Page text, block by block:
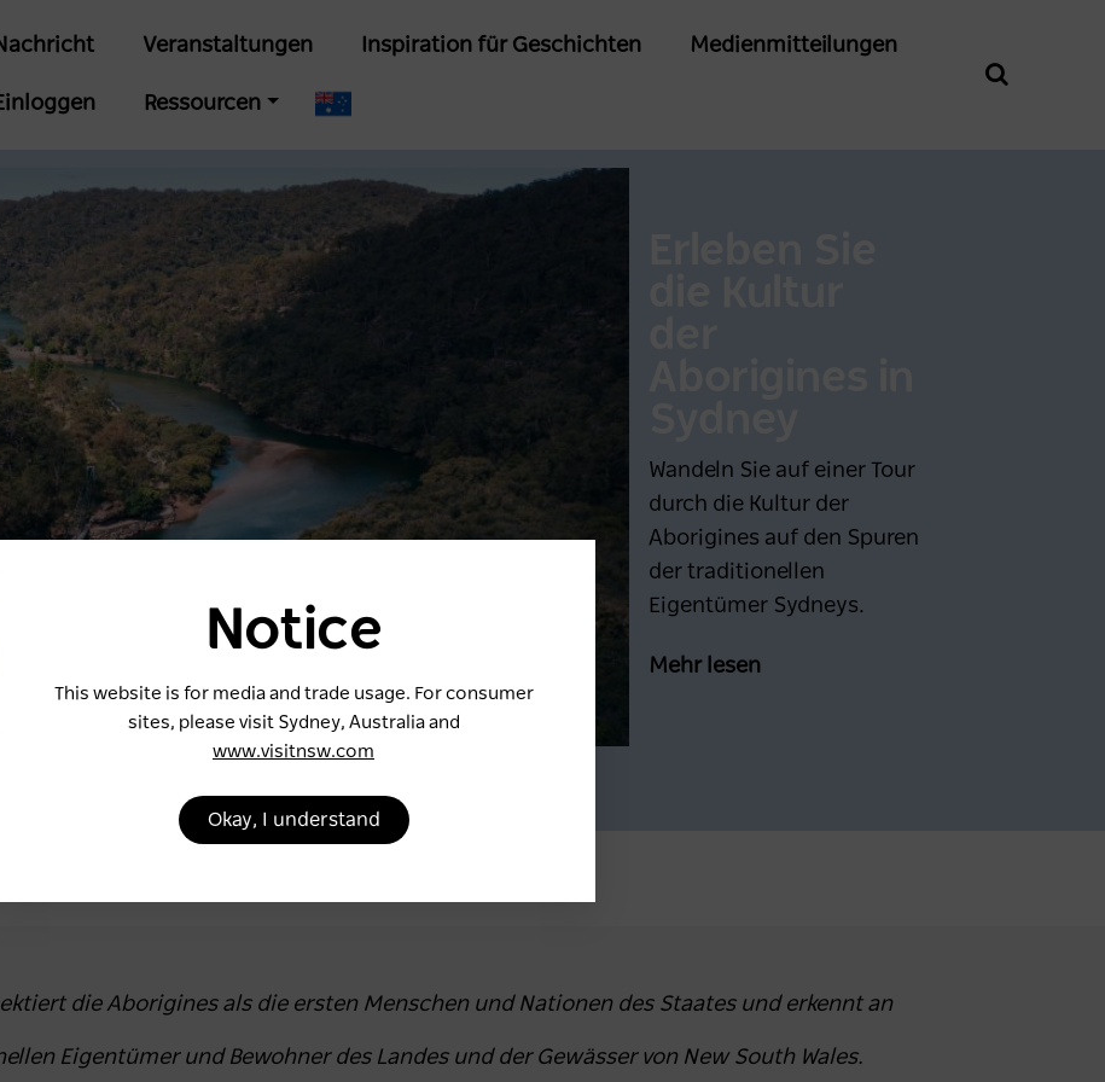
zum
Veranstaltungen Inspiration für Geschichten Medienmitteilungen
Ressourcen
Wandeln Sie auf einer Tour
durch die Kultur der
Aborigines auf den Spuren
der traditionellen
Eigentümer Sydneys.
Mehr lesen
Notice
This website is for media and trade usage. For consumer
sites, please visit Sydney, Australia and
www.visitnsw.com
Okay, I understand
die Aborigines als die ersten Menschen und Nationen des Staates und erkennt an
Eigentümer und Bewohner des Landes und der Gewässer von New South Wales.